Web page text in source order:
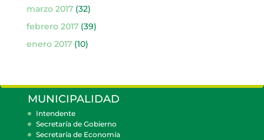
marzo 2017(32)
febrero 2017(39)
enero 2017(10)
MUNICIPALIDAD
Intendente
Secretaría de Gobierno
Secretaría de Economía